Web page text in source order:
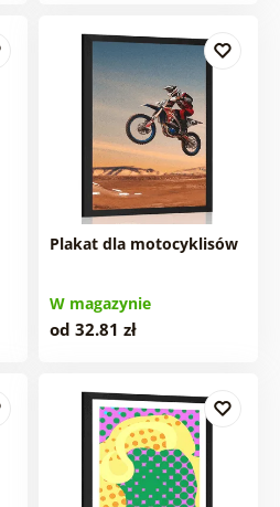
Plakat dla motocyklisów
W magazynie
od 32.81 zł